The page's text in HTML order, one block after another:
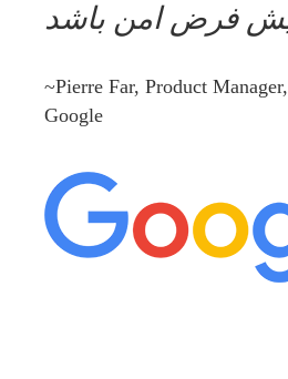
~Pierre Far, Product Manager,
Google